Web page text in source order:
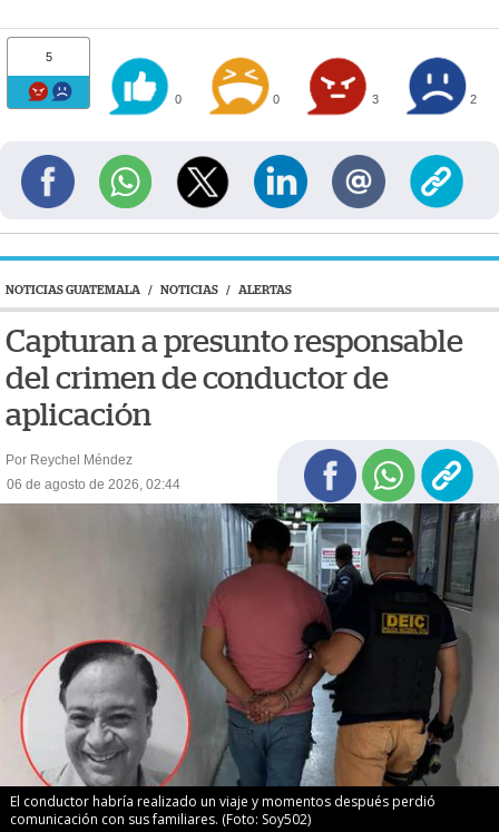
5
0 0 3 2
NOTICIAS GUATEMALA / NOTICIAS / ALERTAS
Capturan a presunto responsable
del crimen de conductor de
aplicación
Por Reychel Méndez
06 de agosto de 2026, 02:44
El conductor habría realizado un viaje y momentos después perdió
comunicación con sus familiares. (Foto: Soy502)